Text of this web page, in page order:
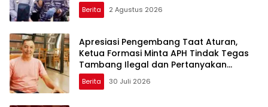
Berita 2 Agustus 2026
Apresiasi Pengembang Taat Aturan,
Ketua Formasi Minta APH Tindak Tegas
Tambang Ilegal dan Pertanyakan
Perizinan di Gambor
Berita 30 Juli 2026